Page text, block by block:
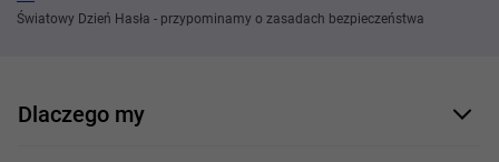
Światowy Dzień Hasła - przypominamy o zasadach bezpieczeństwa
Dlaczego my